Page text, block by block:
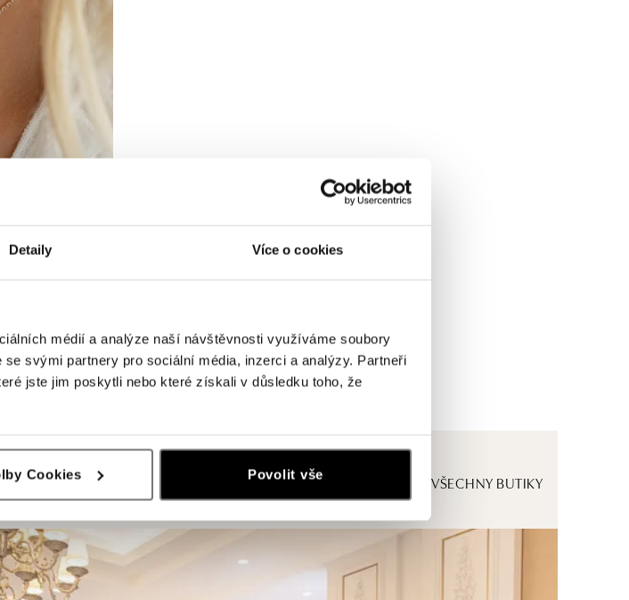
Detaily Více o cookies
médií a analýze naší návštěvnosti využíváme soubory
svými partnery pro sociální média, inzerci a analýzy. Partneři
jste jim poskytli nebo které získali v důsledku toho, že
Cookies Povolit vše ZOBRAZIT VŠECHNY BUTIKY